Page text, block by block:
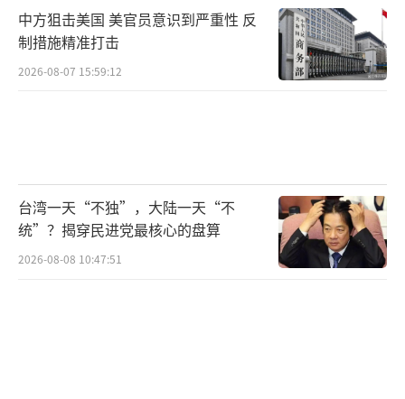
中方狙击美国 美官员意识到严重性 反
制措施精准打击
2026-08-07 15:59:12
台湾一天“不独”，大陆一天“不
统”？揭穿民进党最核心的盘算
2026-08-08 10:47:51